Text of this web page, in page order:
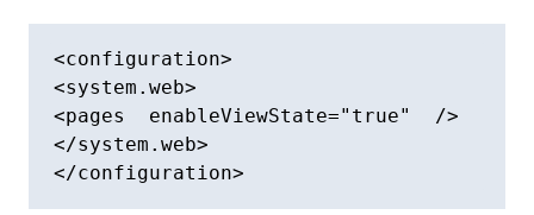
<configuration>
<system.web>
<pages  enableViewState="true"  />
</system.web>
</configuration>